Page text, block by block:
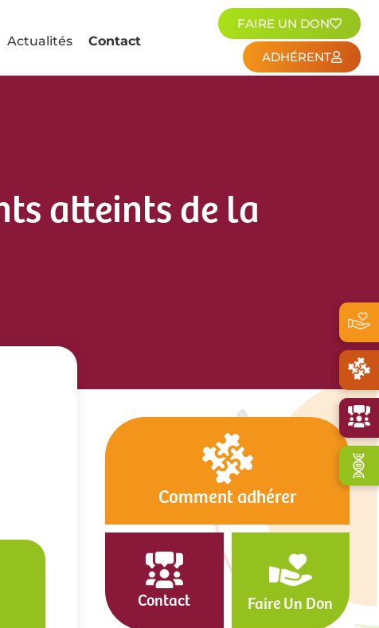
Actualités Contact
FAIRE UN DON
ADHÉRENT
atteints de la
Comment adhérer
Contact Faire Un Don